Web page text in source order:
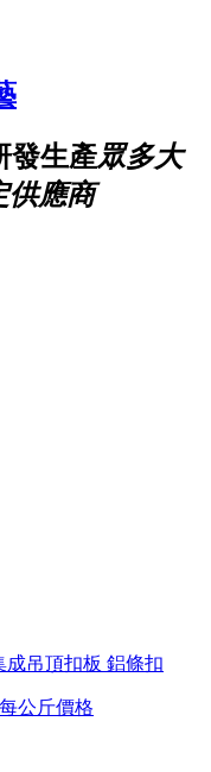
發生產眾多大
供應商
成吊頂扣板 鋁條扣
公斤價格